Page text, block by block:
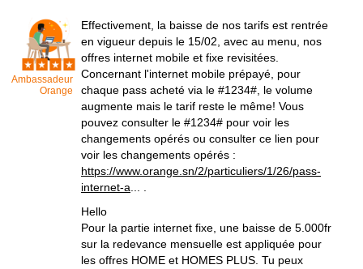
Ambassadeur
Orange
Effectivement, la baisse de nos tarifs est rentrée
en vigueur depuis le 15/02, avec au menu, nos
offres internet mobile et fixe revisitées.
Concernant l'internet mobile prépayé, pour
chaque pass acheté via le #1234#, le volume
augmente mais le tarif reste le même! Vous
pouvez consulter le #1234# pour voir les
changements opérés ou consulter ce lien pour
voir les changements opérés :
https://www.orange.sn/2/particuliers/1/26/pass-
internet-a
Hello
Pour la partie internet fixe, une baisse de 5.000fr
sur la redevance mensuelle est appliquée pour
les offres HOME et HOMES PLUS. Tu peux